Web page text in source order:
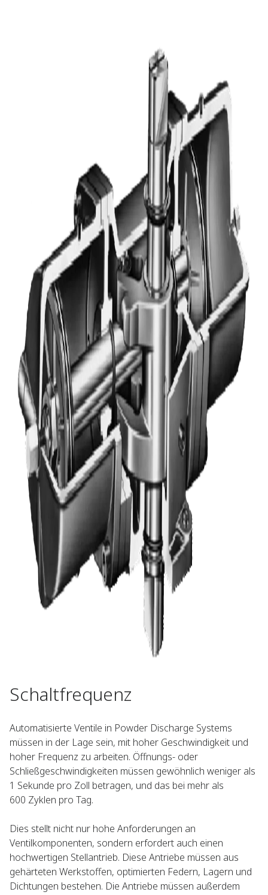
Schaltfrequenz
Automatisierte Ventile in Powder Discharge Systems
müssen in der Lage sein, mit hoher Geschwindigkeit und
hoher Frequenz zu arbeiten. Öffnungs- oder
Schließgeschwindigkeiten müssen gewöhnlich weniger als
1 Sekunde pro Zoll betragen, und das bei mehr als
600 Zyklen pro Tag.
Dies stellt nicht nur hohe Anforderungen an
Ventilkomponenten, sondern erfordert auch einen
hochwertigen Stellantrieb. Diese Antriebe müssen aus
gehärteten Werkstoffen, optimierten Federn, Lagern und
Dichtungen bestehen. Die Antriebe müssen außerdem